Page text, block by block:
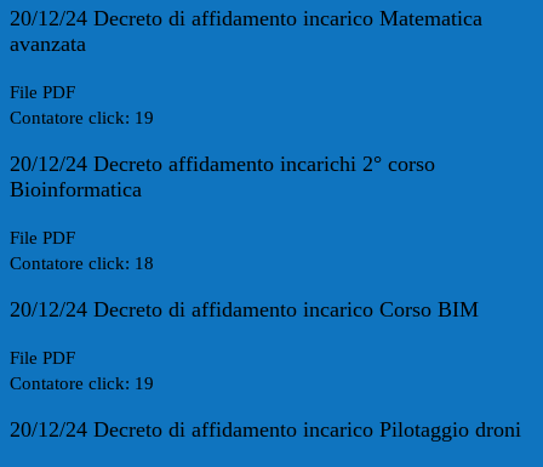
20/12/24 Decreto di affidamento incarico Matematica
avanzata
File PDF
Contatore click: 19
20/12/24 Decreto affidamento incarichi 2° corso
Bioinformatica
File PDF
Contatore click: 18
20/12/24 Decreto di affidamento incarico Corso BIM
File PDF
Contatore click: 19
20/12/24 Decreto di affidamento incarico Pilotaggio droni